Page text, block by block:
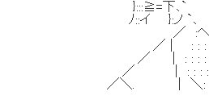
}:::≧=下､` ::ﾄ
ﾉ::イ }:ノ
／ :ヘ _
／ | : : : :
／ | : : : : :
／ | : : : : : : : : :|
／＼. | ＼: : : : : : |: